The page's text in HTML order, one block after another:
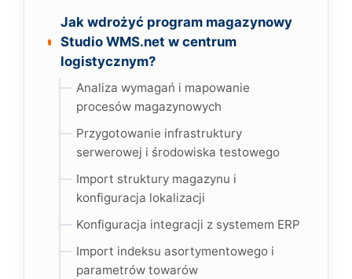
Jak wdrożyć program magazynowy
Studio WMS.net w centrum
logistycznym?
Analiza wymagań i mapowanie
procesów magazynowych
Przygotowanie infrastruktury
serwerowej i środowiska testowego
Import struktury magazynu i
konfiguracja lokalizacji
Konfiguracja integracji z systemem ERP
Import indeksu asortymentowego i
parametrów towarów